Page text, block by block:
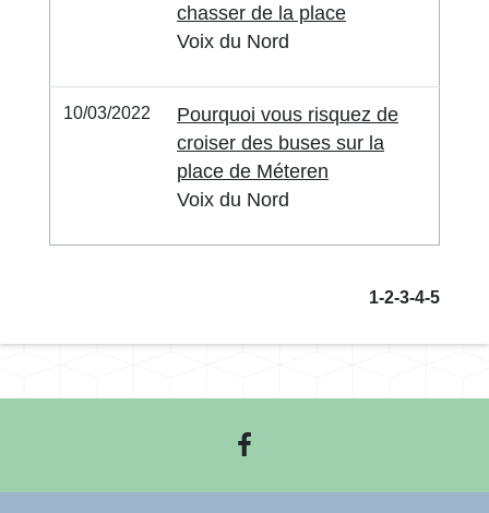
chasser de la place
Voix du Nord
10/03/2022
Pourquoi vous risquez de
croiser des buses sur la
place de Méteren
Voix du Nord
1-2-3-4-5